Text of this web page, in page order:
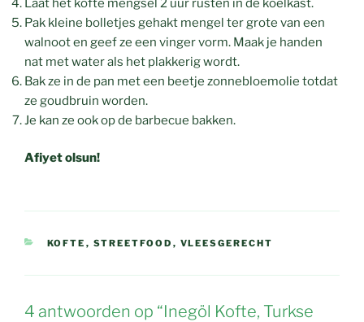
Pak kleine bolletjes gehakt mengel ter grote van een
walnoot en geef ze een vinger vorm. Maak je handen
nat met water als het plakkerig wordt.
Bak ze in de pan met een beetje zonnebloemolie totdat
ze goudbruin worden.
Je kan ze ook op de barbecue bakken.
Afiyet olsun!
CATEGORIEËN
KOFTE , STREETFOOD , VLEESGERECHT
4 antwoorden op “Inegöl Kofte, Turkse